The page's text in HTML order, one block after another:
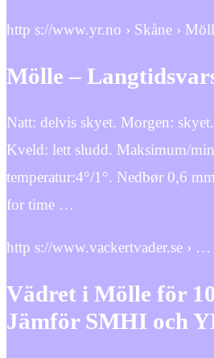
http s://www.yr.no › Skåne ›
Mölle –
Natt: delvis skyet. Morgen:
Kveld: lett sludd. Maksimum/
temperatur:4°/1°. Nedbør 0,6
for time …
http s://www.vackertvader.se › …
Vädret i Mölle för
Jämför SMHI och